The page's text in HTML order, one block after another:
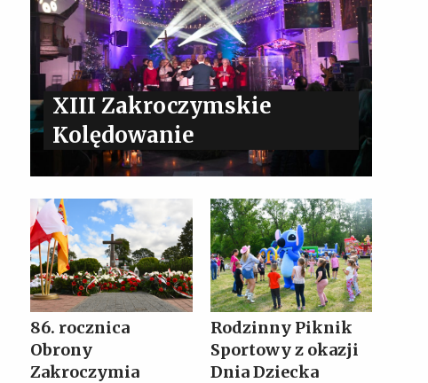
XIII Zakroczymskie
Kolędowanie
86. rocznica
Obrony
Zakroczymia
Rodzinny Piknik
Sportowy z okazji
Dnia Dziecka